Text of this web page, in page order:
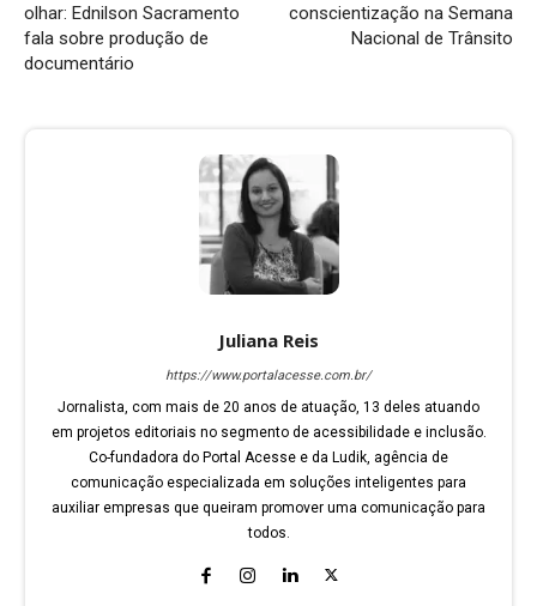
olhar: Ednilson Sacramento
fala sobre produção de
documentário
conscientização na Semana
Nacional de Trânsito
Juliana Reis
https://www.portalacesse.com.br/
Jornalista, com mais de 20 anos de atuação, 13 deles atuando
em projetos editoriais no segmento de acessibilidade e inclusão.
Co-fundadora do Portal Acesse e da Ludik, agência de
comunicação especializada em soluções inteligentes para
auxiliar empresas que queiram promover uma comunicação para
todos.